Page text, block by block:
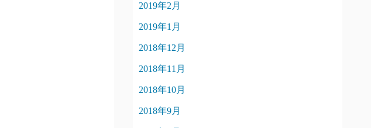
2019年2月
2019年1月
2018年12月
2018年11月
2018年10月
2018年9月